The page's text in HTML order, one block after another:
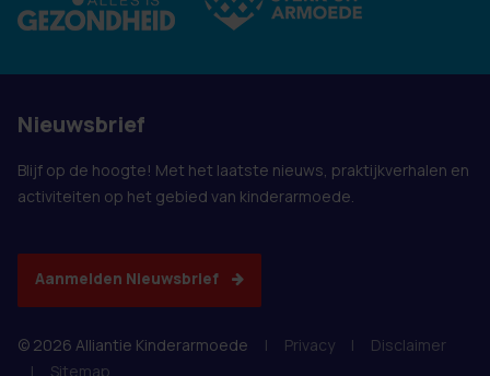
Nieuwsbrief
Blijf op de hoogte! Met het laatste nieuws, praktijkverhalen en
activiteiten op het gebied van kinderarmoede.
Aanmelden Nieuwsbrief
© 2026 Alliantie Kinderarmoede | Privacy |
Disclaimer
|
Sitemap